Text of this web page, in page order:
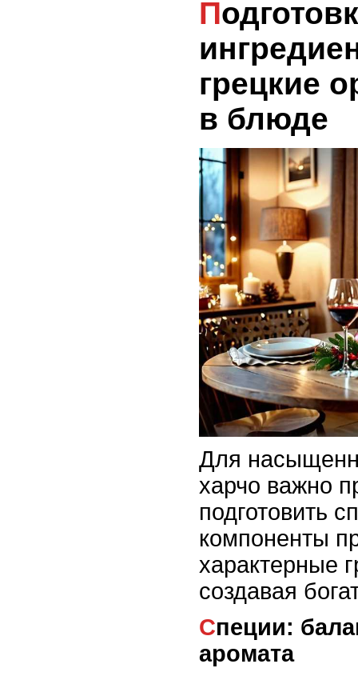
Подготовка
грецкие
в блюде
Для
харчо важно
подготовить
компоненты
характерные
создавая
Специи: баланс остроты и
аромата